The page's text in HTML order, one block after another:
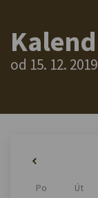
od 15. 12.
Po Út